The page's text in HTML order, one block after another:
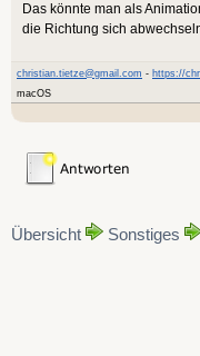
Das könnte man als
die Richtung sich
christian.tietze@gmail.com - https://
macOS
Übersicht Sonstiges